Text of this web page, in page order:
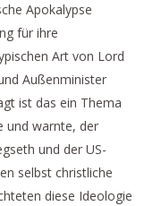
Apokalypse
für ihre
Art von Lord
Außenminister
ist das ein Thema
und warnte, der
und der US-
selbst christliche
diese Ideologie